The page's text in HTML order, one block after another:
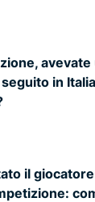
in
il